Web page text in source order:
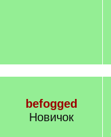
befogged
Новичок